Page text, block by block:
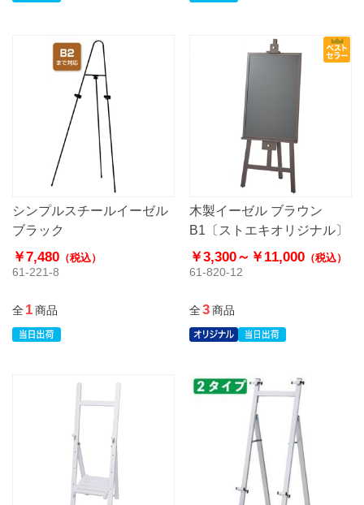
シンプルスチールイーゼル
ブラック
￥7,480 （税込）
61-221-8
全1商品
木製イーゼル ブラウン
B1〔ストエキオリジナル〕
￥3,300～ ￥11,000（税込）
61-820-12
全3商品